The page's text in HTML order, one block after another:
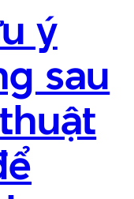
ý
sau